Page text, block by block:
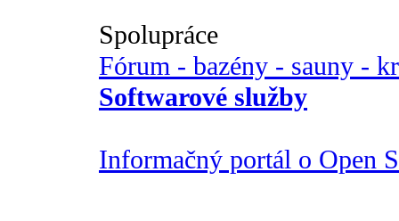
Spolupráce
Fórum - bazény - sauny -
Softwarové služby
Informačný portál o Open